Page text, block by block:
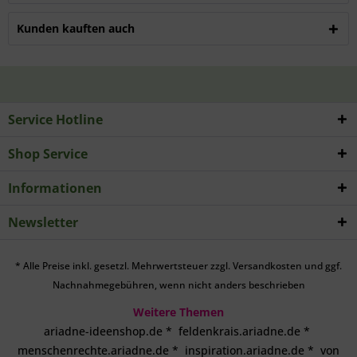
Kunden kauften auch
Service Hotline
Shop Service
Informationen
Newsletter
* Alle Preise inkl. gesetzl. Mehrwertsteuer zzgl. Versandkosten und ggf.
Nachnahmegebühren, wenn nicht anders beschrieben
Weitere Themen
ariadne-ideenshop.de * feldenkrais.ariadne.de *
menschenrechte.ariadne.de * inspiration.ariadne.de * von